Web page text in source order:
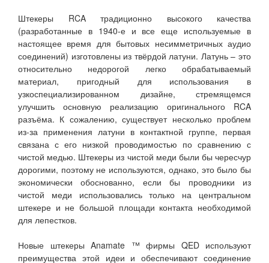
Штекеры RCA традиционно высокого качества
(разработанные в 1940-е и все еще используемые в
настоящее время для бытовых несимметричных аудио
соединений) изготовлены из твёрдой латуни. Латунь – это
относительно недорогой легко обрабатываемый
материал, пригодный для использования в
узкоспециализированном дизайне, стремящемся
улучшить основную реализацию оригинального RCA
разъёма. К сожалению, существует несколько проблем
из-за применения латуни в контактной группе, первая
связана с его низкой проводимостью по сравнению с
чистой медью. Штекеры из чистой меди были бы чересчур
дорогими, поэтому не используются, однако, это было бы
экономически обоснованно, если бы проводники из
чистой меди использовались только на центральном
штекере и не большой площади контакта необходимой
для лепестков.
Новые штекеры Anamate ™ фирмы QED используют
преимущества этой идеи и обеспечивают соединение